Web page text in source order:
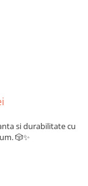
si durabilitate cu
🎲✨